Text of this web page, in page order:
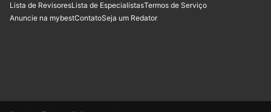
Lista de RevisoresLista de EspecialistasTermos de Serviço
Anuncie na mybestContatoSeja um Redator